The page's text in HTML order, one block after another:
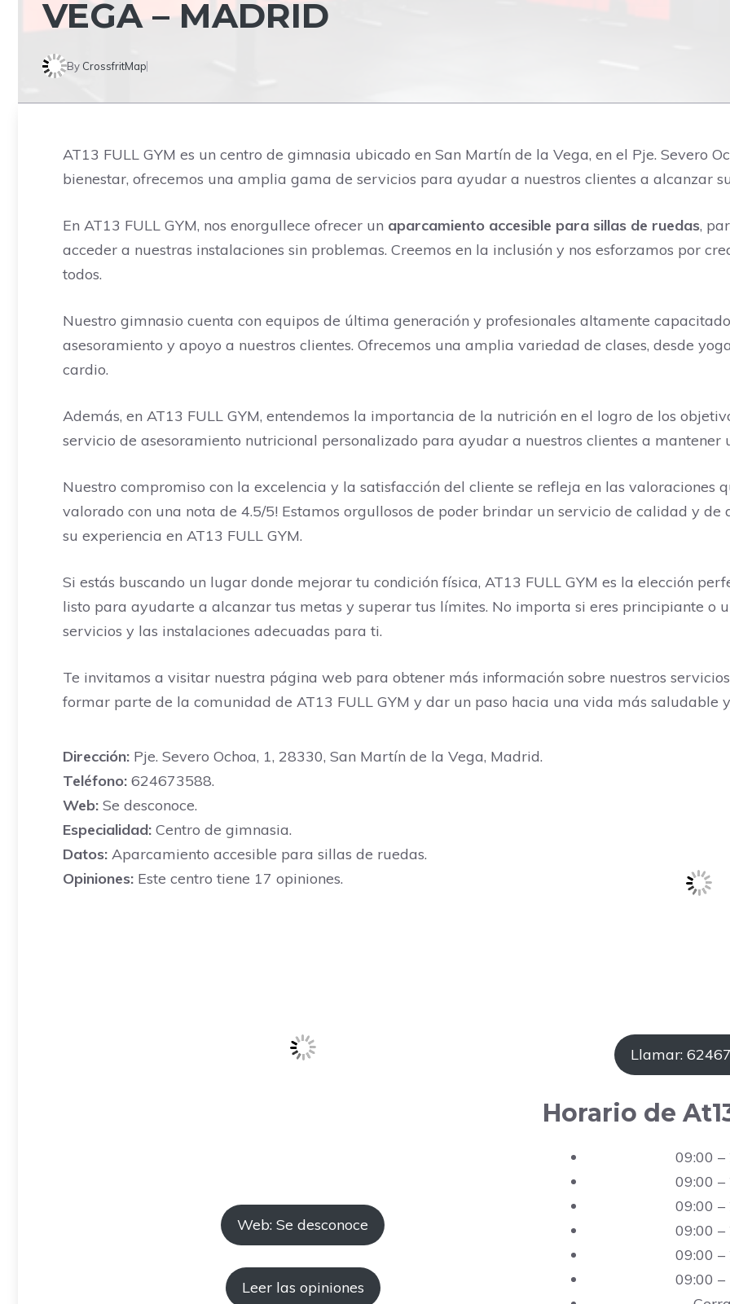
VEGA – MADRID
By CrossfritMap
AT13 FULL GYM es un centro de gimnasia ubicado en San Martín de la Vega, en el Pje. Severo
bienestar, ofrecemos una amplia gama de servicios para ayudar a nuestros clientes a alcanzar
En AT13 FULL GYM, nos enorgullece ofrecer un aparcamiento accesible para sillas de ruedas,
acceder a nuestras instalaciones sin problemas. Creemos en la inclusión y nos esforzamos por
todos.
Nuestro gimnasio cuenta con equipos de última generación y profesionales altamente
asesoramiento y apoyo a nuestros clientes. Ofrecemos una amplia variedad de clases, desde
cardio.
Además, en AT13 FULL GYM, entendemos la importancia de la nutrición en el logro de los
servicio de asesoramiento nutricional personalizado para ayudar a nuestros clientes a
Nuestro compromiso con la excelencia y la satisfacción del cliente se refleja en las valoraciones
valorado con una nota de 4.5/5! Estamos orgullosos de poder brindar un servicio de calidad y de
su experiencia en AT13 FULL GYM.
Si estás buscando un lugar donde mejorar tu condición física, AT13 FULL GYM es la elección
listo para ayudarte a alcanzar tus metas y superar tus límites. No importa si eres principiante o
servicios y las instalaciones adecuadas para ti.
Te invitamos a visitar nuestra página web para obtener más información sobre nuestros
formar parte de la comunidad de AT13 FULL GYM y dar un paso hacia una vida más saludable
Dirección: Pje. Severo Ochoa, 1, 28330, San Martín de la Vega, Madrid.
Teléfono: 624673588.
Web: Se desconoce.
Especialidad: Centro de gimnasia.
Datos: Aparcamiento accesible para sillas de ruedas.
Opiniones: Este centro tiene 17 opiniones.
Web: Se desconoce
Leer las opiniones
Llamar:
Horario de
09:00 –
09:00 –
09:00 –
09:00 –
09:00 –
09:00 –